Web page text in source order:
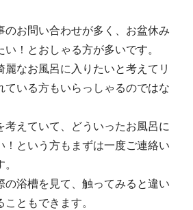
のお問い合わせが多く、お盆休み
い！とおしゃる方が多いです。
麗なお風呂に入りたいと考えてリ
ている方もいらっしゃるのではな
考えていて、どういったお風呂に
！という方もまずは一度ご連絡い
の浴槽を見て、触ってみると違い
ともできます。